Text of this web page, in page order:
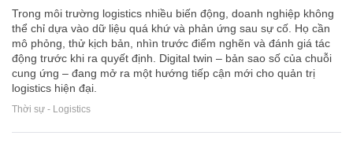
Trong môi trường logistics nhiều biến động, doanh nghiệp không
thể chỉ dựa vào dữ liệu quá khứ và phản ứng sau sự cố. Họ cần
mô phỏng, thử kịch bản, nhìn trước điểm nghẽn và đánh giá tác
động trước khi ra quyết định. Digital twin – bản sao số của chuỗi
cung ứng – đang mở ra một hướng tiếp cận mới cho quản trị
logistics hiện đại.
Thời sự - Logistics